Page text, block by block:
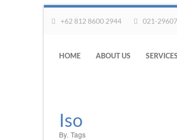
+62 812 8600 2944 021-
HOME ABOUT US
Iso
By. Tags